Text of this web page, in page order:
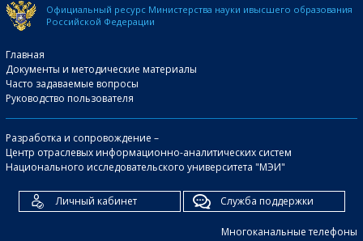
Официальный ресурс Министерства науки ивысшего образования
Российской Федерации
Главная
Документы и методические материалы
Часто задаваемые вопросы
Руководство пользователя
Разработка и сопровождение –
Центр отраслевых информационно-аналитических систем
Национального исследовательского университета "МЭИ"
Личный кабинет Служба поддержки
Многоканальные телефоны